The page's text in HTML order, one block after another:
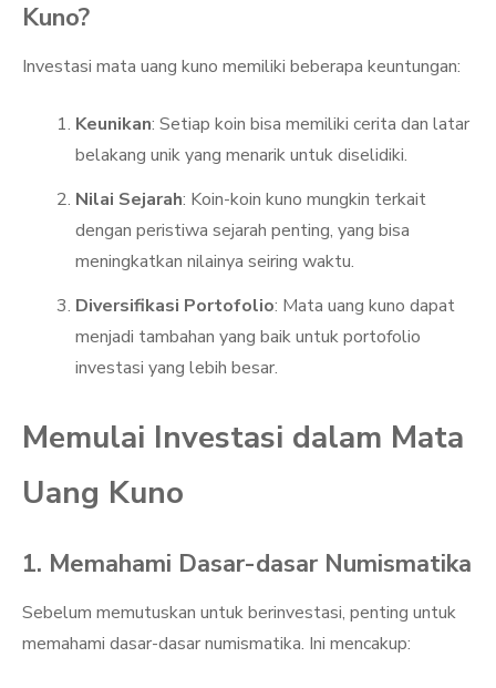
Kuno?
Investasi mata uang kuno memiliki beberapa keuntungan:
Keunikan: Setiap koin bisa memiliki cerita dan latar
belakang unik yang menarik untuk diselidiki.
Nilai Sejarah: Koin-koin kuno mungkin terkait
dengan peristiwa sejarah penting, yang bisa
meningkatkan nilainya seiring waktu.
Diversifikasi Portofolio: Mata uang kuno dapat
menjadi tambahan yang baik untuk portofolio
investasi yang lebih besar.
Memulai Investasi dalam Mata
Uang Kuno
1. Memahami Dasar-dasar Numismatika
Sebelum memutuskan untuk berinvestasi, penting untuk
memahami dasar-dasar numismatika. Ini mencakup: